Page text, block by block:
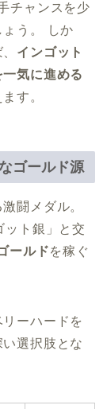
チャンスを少
う。 しか
インゴット
気に進める
す。
ゴールド源
闘メダル。
ット銀」と交
ールドを稼ぐ
ーハードを
選択肢とな